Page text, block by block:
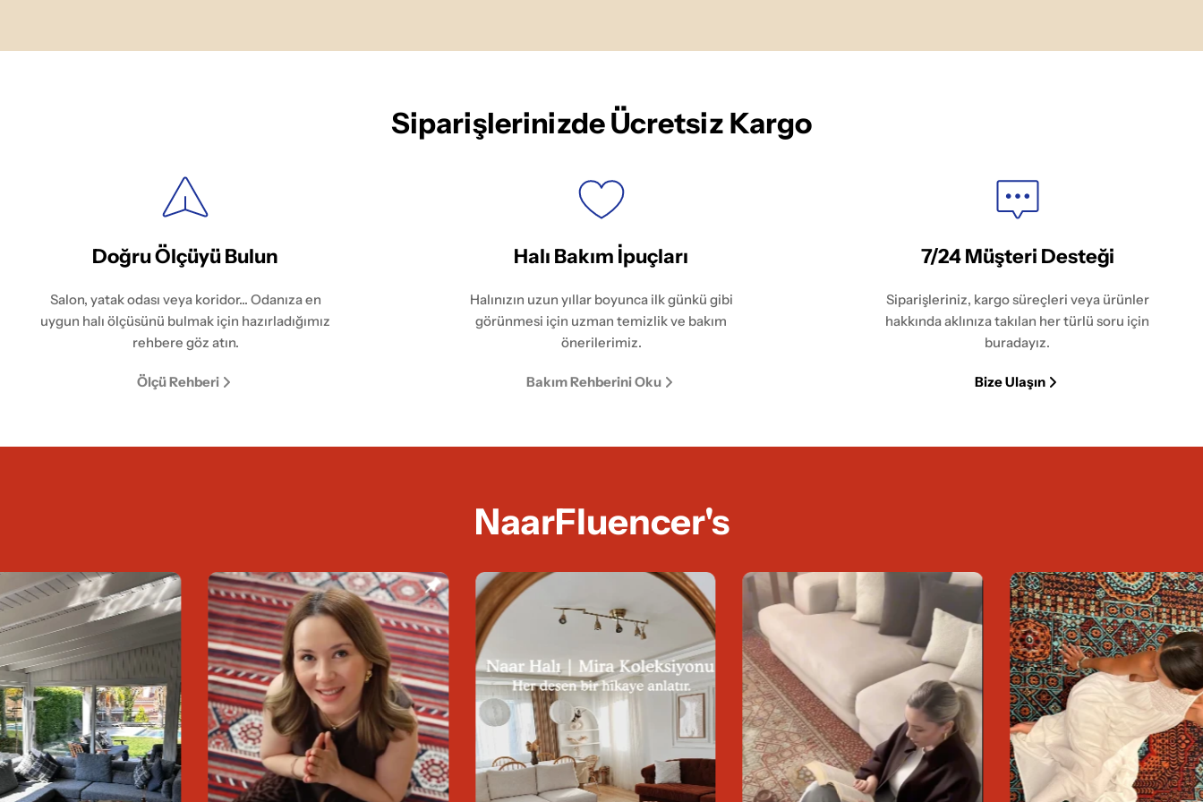
Siparişlerinizde Ücretsiz Kargo
Doğru Ölçüyü Bulun
Salon, yatak odası veya koridor... Odanıza en
uygun halı ölçüsünü bulmak için hazırladığımız
rehbere göz atın.
Ölçü Rehberi
Halı Bakım İpuçları
Halınızın uzun yıllar boyunca ilk günkü gibi
görünmesi için uzman temizlik ve bakım
önerilerimiz.
Bakım Rehberini Oku
7/24 Müşteri Desteği
Siparişleriniz, kargo süreçleri veya ürünler
hakkında aklınıza takılan her türlü soru için
buradayız.
Bize Ulaşın
NaarFluencer's